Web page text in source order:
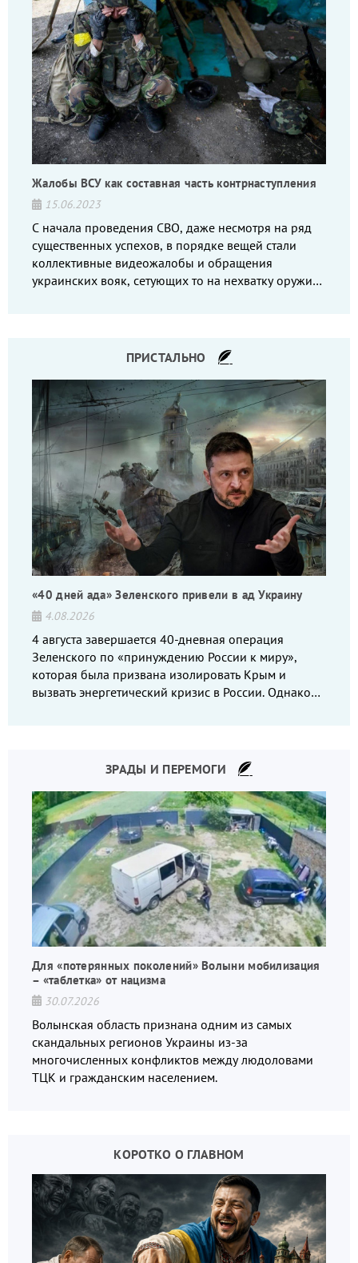
Жалобы ВСУ как составная часть контрнаступления
15.06.2023
С начала проведения СВО, даже несмотря на ряд
существенных успехов, в порядке вещей стали
коллективные видеожалобы и обращения
украинских вояк, сетующих то на нехватку оружия,
ПРИСТАЛЬНО
«40 дней ада» Зеленского привели в ад Украину
4.08.2026
4 августа завершается 40-дневная операция
Зеленского по «принуждению России к миру»,
которая была призвана изолировать Крым и
вызвать энергетический кризис в России. Однако
ЗРАДЫ И ПЕРЕМОГИ
Для «потерянных поколений» Волыни мобилизация
– «таблетка» от нацизма
30.07.2026
Волынская область признана одним из самых
скандальных регионов Украины из-за
многочисленных конфликтов между людоловами
ТЦК и гражданским населением.
КОРОТКО О ГЛАВНОМ